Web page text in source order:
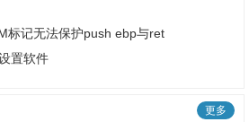
标记无法保护push ebp与ret
置软件
更多